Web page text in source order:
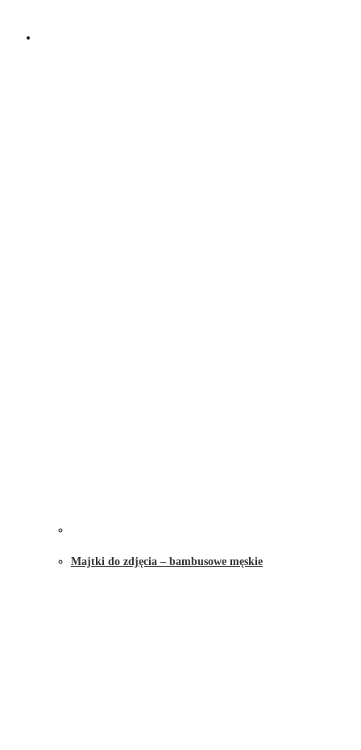
Majtki do zdjęcia – bambusowe męskie